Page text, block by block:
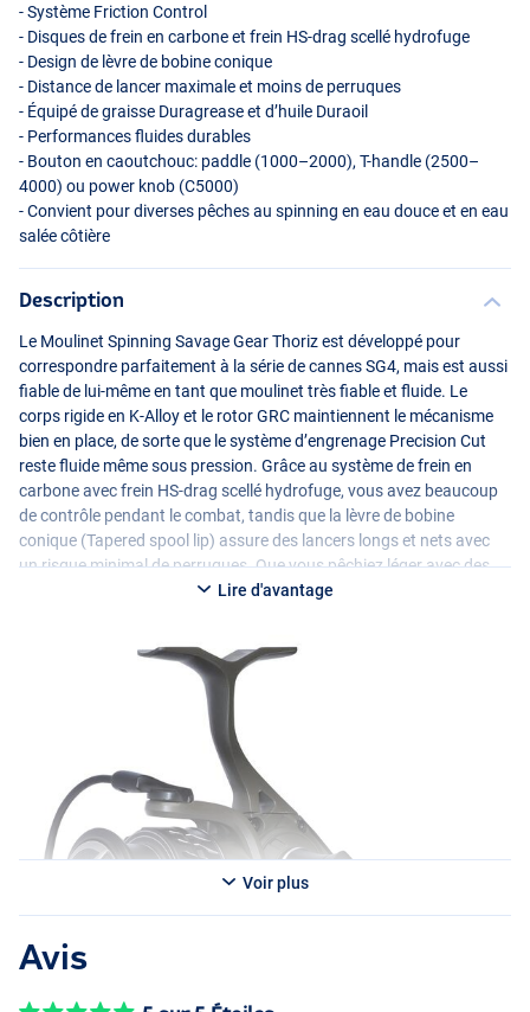
- Système Friction Control
- Disques de frein en carbone et frein HS-drag scellé hydrofuge
- Design de lèvre de bobine conique
- Distance de lancer maximale et moins de perruques
- Équipé de graisse Duragrease et d’huile Duraoil
- Performances fluides durables
- Bouton en caoutchouc: paddle (1000–2000), T-handle (2500–
4000) ou power knob (C5000)
- Convient pour diverses pêches au spinning en eau douce et en eau
salée côtière
Description
Le Moulinet Spinning Savage Gear Thoriz est développé pour
correspondre parfaitement à la série de cannes SG4, mais est aussi
fiable de lui-même en tant que moulinet très fiable et fluide. Le
corps rigide en K-Alloy et le rotorGRC maintiennent le mécanisme
bien en place, de sorte que le système d’engrenage Precision Cut
reste fluide même sous pression. Grâce au système de frein en
carbone avec frein HS-drag scellé hydrofuge, vous avez beaucoup
de contrôle pendant le combat, tandis que la lèvre de bobine
conique (Tapered spool lip) assure des lancers longs et nets avec
un risque minimal de perruques. Que vous pêchiez léger avec des
Carolina-rigs et des jigs sur la perche et le sandre, ou que vous
Vous avez le choix entre les options suivantes :
- Moulinet Savage Gear Thoriz 1000
- Ratio: 5.2/1
- Capacité de ligne: 200m / 0.12mm
- Récupération: 64cm
- Puissance de frein: 4.10kg
- Moulinet Savage Gear Thoriz C2000
- Capacité de ligne: 150m / 0.16mm
- Puissance de frein: 4.10kg
Lire d'avantage
Voir plus
Avis